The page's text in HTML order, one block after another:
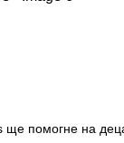
помогне на